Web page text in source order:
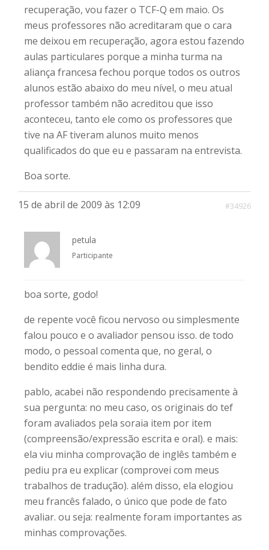
recuperação, vou fazer o TCF-Q em maio. Os
meus professores não acreditaram que o cara
me deixou em recuperação, agora estou fazendo
aulas particulares porque a minha turma na
aliança francesa fechou porque todos os outros
alunos estão abaixo do meu nível, o meu atual
professor também não acreditou que isso
aconteceu, tanto ele como os professores que
tive na AF tiveram alunos muito menos
qualificados do que eu e passaram na entrevista.
Boa sorte.
15 de abril de 2009 às 12:09 #34926
petula
Participante
boa sorte, godo!
de repente você ficou nervoso ou simplesmente
falou pouco e o avaliador pensou isso. de todo
modo, o pessoal comenta que, no geral, o
bendito eddie é mais linha dura.
pablo, acabei não respondendo precisamente à
sua pergunta: no meu caso, os originais do tef
foram avaliados pela soraia item por item
(compreensão/expressão escrita e oral). e mais:
ela viu minha comprovação de inglês também e
pediu pra eu explicar (comprovei com meus
trabalhos de tradução). além disso, ela elogiou
meu francês falado, o único que pode de fato
avaliar. ou seja: realmente foram importantes as
minhas comprovações.